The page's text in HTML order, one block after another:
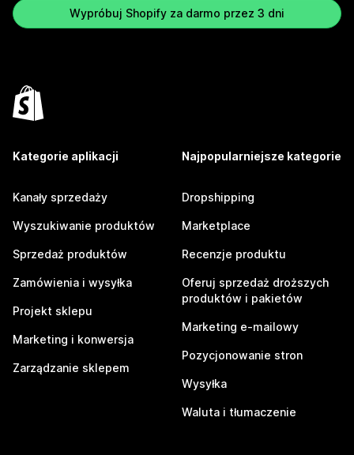
Wypróbuj Shopify za darmo przez 3 dni
Kategorie aplikacji
Kanały sprzedaży
Wyszukiwanie produktów
Sprzedaż produktów
Zamówienia i wysyłka
Projekt sklepu
Marketing i konwersja
Zarządzanie sklepem
Najpopularniejsze kategorie
Dropshipping
Marketplace
Recenzje produktu
Oferuj sprzedaż droższych
produktów i pakietów
Marketing e-mailowy
Pozycjonowanie stron
Wysyłka
Waluta i tłumaczenie